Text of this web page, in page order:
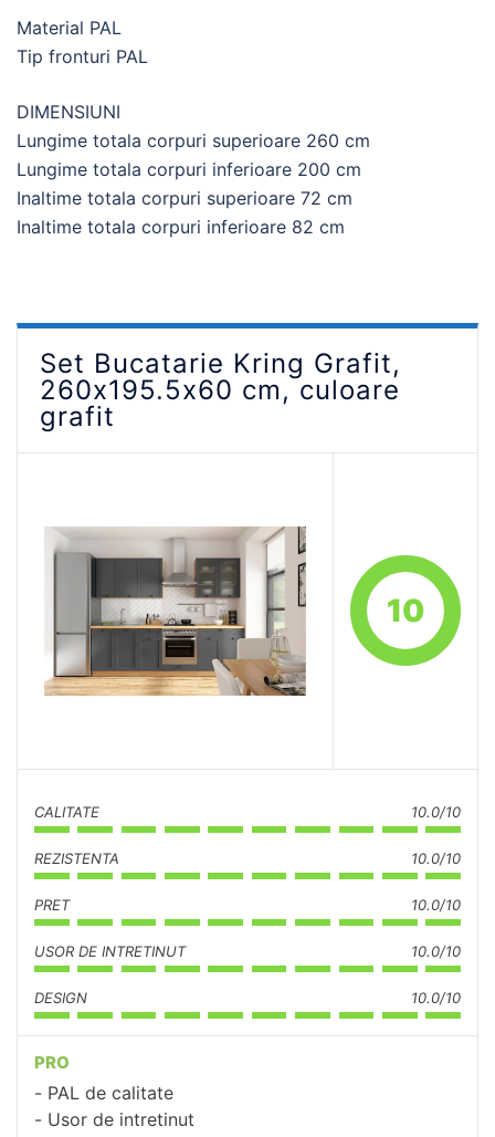
Material PAL
Tip fronturi PAL
DIMENSIUNI
Lungime totala corpuri superioare 260 cm
Lungime totala corpuri inferioare 200 cm
Inaltime totala corpuri superioare 72 cm
Inaltime totala corpuri inferioare 82 cm
Set Bucatarie Kring Grafit,
260x195.5x60 cm, culoare
grafit
10
CALITATE 10.0/10
REZISTENTA 10.0/10
PRET 10.0/10
USOR DE INTRETINUT 10.0/10
DESIGN 10.0/10
PRO
PAL de calitate
Usor de intretinut